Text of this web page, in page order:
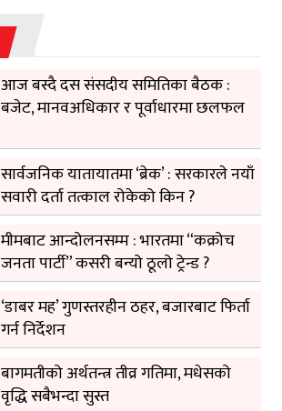
आज बस्दै दस संसदीय समितिका बैठक :
बजेट, मानवअधिकार र पूर्वाधारमा छलफल
सार्वजनिक यातायातमा ‘ब्रेक’ : सरकारले नयाँ
सवारी दर्ता तत्काल रोकेको किन ?
मीमबाट आन्दोलनसम्म : भारतमा “कक्रोच
जनता पार्टी” कसरी बन्यो ठूलो ट्रेन्ड ?
‘डाबर मह’ गुणस्तरहीन ठहर, बजारबाट फिर्ता
गर्न निर्देशन
बागमतीको अर्थतन्त्र तीव्र गतिमा, मधेसको
वृद्धि सबैभन्दा सुस्त